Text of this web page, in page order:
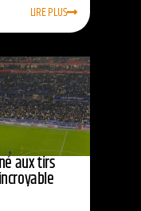
LIRE PLUS
aux tirs